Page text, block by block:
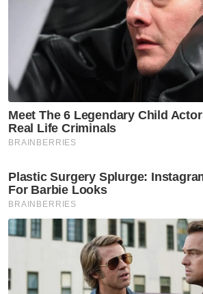
Media sebelum ini melaporkan
dua beradik untuk keluar
bertukar tragedi apabila
sebuah SUV.
Dalam kejadian itu, dua
disahkan meninggal dunia di
kepada salah seorang
remaja lelaki berusia 17 tahun
berjalan bersama mereka,
kecederaan.